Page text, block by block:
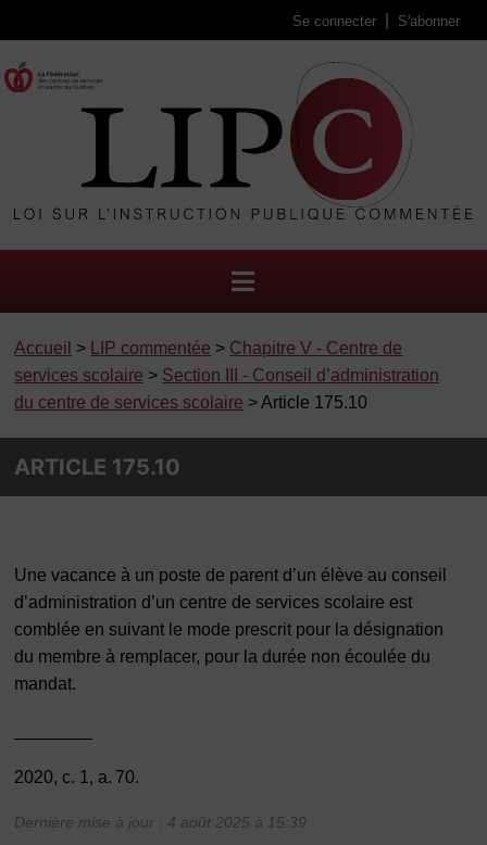
Se connecter S'abonner
Accueil > LIP commentée > Chapitre V - Centre de
services scolaire > Section III - Conseil d’administration
du centre de services scolaire > Article 175.10
ARTICLE 175.10
Une vacance à un poste de parent d’un élève au conseil
d’administration d’un centre de services scolaire est
comblée en suivant le mode prescrit pour la désignation
du membre à remplacer, pour la durée non écoulée du
mandat.
2020, c. 1, a. 70.
Dernière mise à jour : 4 août 2025 à 15:39